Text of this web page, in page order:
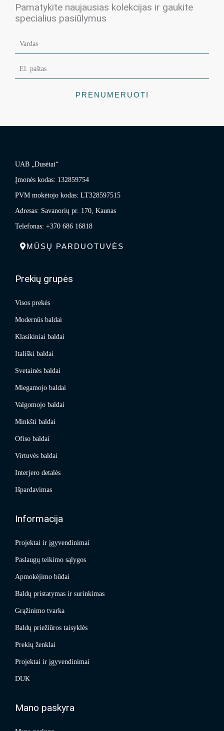
Pamatykite naujausias kolekcijas ir gaukite
specialius pasiūlymus
PRENUMERUOTI
UAB „Dusėtai“
Įmonės kodas: 132859754
PVM mokėtojo kodas: LT328597515
Adresas: Savanorių pr. 170, Kaunas
Telefonas: +370 686 16818
MŪSŲ PARDUOTUVĖS
Prekių grupės
Visos prekės
Modernūs baldai
Klasikiniai baldai
Itališki baldai
Svetainės baldai
Miegamojo baldai
Valgomojo baldai
Minkšti baldai
Ofiso baldai
Virtuvės baldai
Interjero detalės
Išpardavimas
Informacija
Projektai ir įgyvendinimai
Paslaugų teikimo sąlygos
Apmokėjimo būdai
Baldų pristatymas ir surinkimas
Grąžinimo tvarka
Baldų priežiūros taisyklės
Prekių ženklai
Projektai ir įgyvendinimai
DUK
Mano paskyra